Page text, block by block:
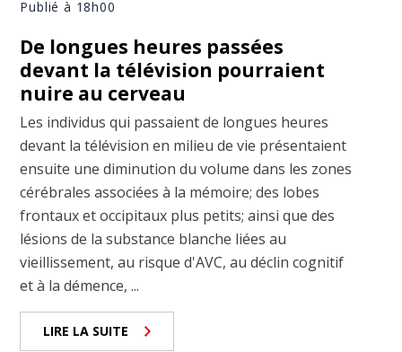
Publié à 18h00
De longues heures passées
devant la télévision pourraient
nuire au cerveau
Les individus qui passaient de longues heures
devant la télévision en milieu de vie présentaient
ensuite une diminution du volume dans les zones
cérébrales associées à la mémoire; des lobes
frontaux et occipitaux plus petits; ainsi que des
lésions de la substance blanche liées au
vieillissement, au risque d'AVC, au déclin cognitif
et à la démence, ...
LIRE LA SUITE